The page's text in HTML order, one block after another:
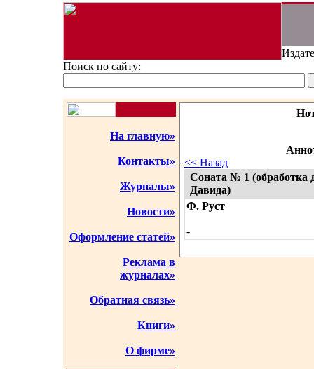
Поиск по сайту:
На главную»
Контакты»
Журналы»
Новости»
Оформление статей»
Реклама в
журналах»
Обратная связь»
Книги»
О фирме»
<< Назад
Соната № 1 (обработка
Давида)
Ф. Руст
-